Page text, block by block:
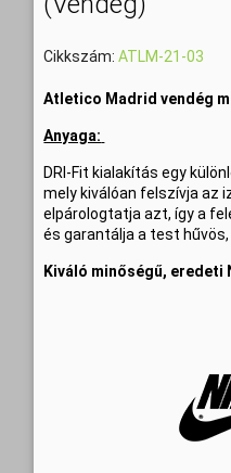
Cikkszám: ATLM-21-03
Atletico Madrid vendég
Anyaga:
DRI-Fit kialakítás egy
mely kiválóan felszívja az
elpárologtatja azt, így a
és garantálja a test
Kiváló minőségű, eredeti